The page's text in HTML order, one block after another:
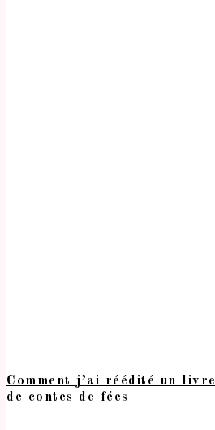
Comment j’ai réédité un livre
de contes de fées